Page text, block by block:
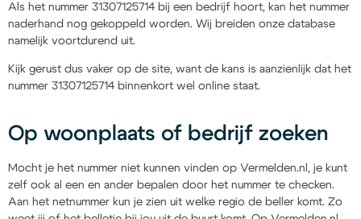
Als het nummer 31307125714 bij een bedrijf hoort, kan het nummer
naderhand nog gekoppeld worden. Wij breiden onze database
namelijk voortdurend uit.
Kijk gerust dus vaker op de site, want de kans is aanzienlijk dat het
nummer 31307125714 binnenkort wel online staat.
Op woonplaats of bedrijf zoeken
Mocht je het nummer niet kunnen vinden op Vermelden.nl, je kunt
zelf ook al een en ander bepalen door het nummer te checken.
Aan het netnummer kun je zien uit welke regio de beller komt. Zo